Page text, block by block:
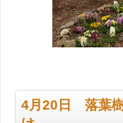
4月20日 落葉樹